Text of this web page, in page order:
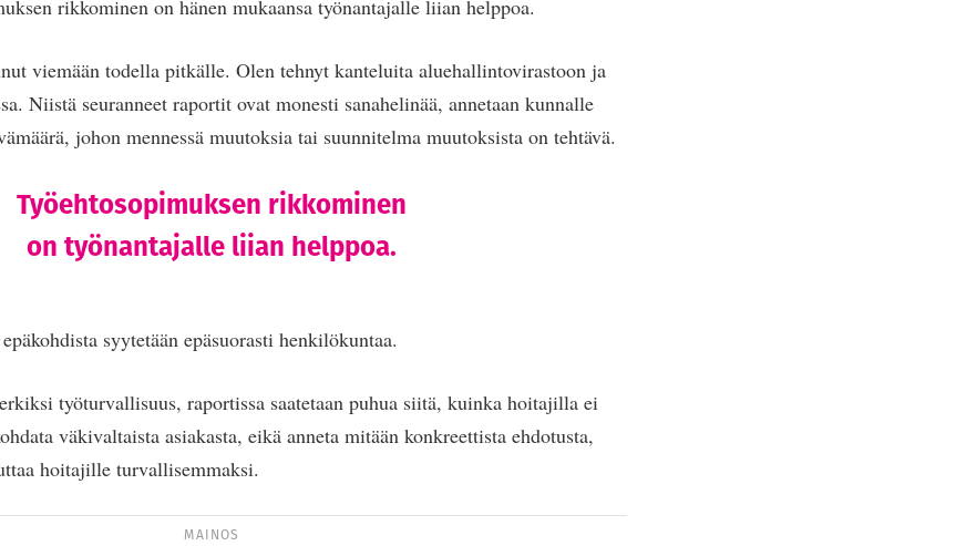
rikkominen on hänen mukaansa työnantajalle liian helppoa.
viemään todella pitkälle. Olen tehnyt kanteluita aluehallintovirastoon ja
Niistä seuranneet raportit ovat monesti sanahelinää, annetaan kunnalle
johon mennessä muutoksia tai suunnitelma muutoksista on tehtävä.
Työehtosopimuksen rikkominen
on työnantajalle liian helppoa.
syytetään epäsuorasti henkilökuntaa.
työturvallisuus, raportissa saatetaan puhua siitä, kuinka hoitajilla ei
väkivaltaista asiakasta, eikä anneta mitään konkreettista ehdotusta,
hoitajille turvallisemmaksi.
MAINOS